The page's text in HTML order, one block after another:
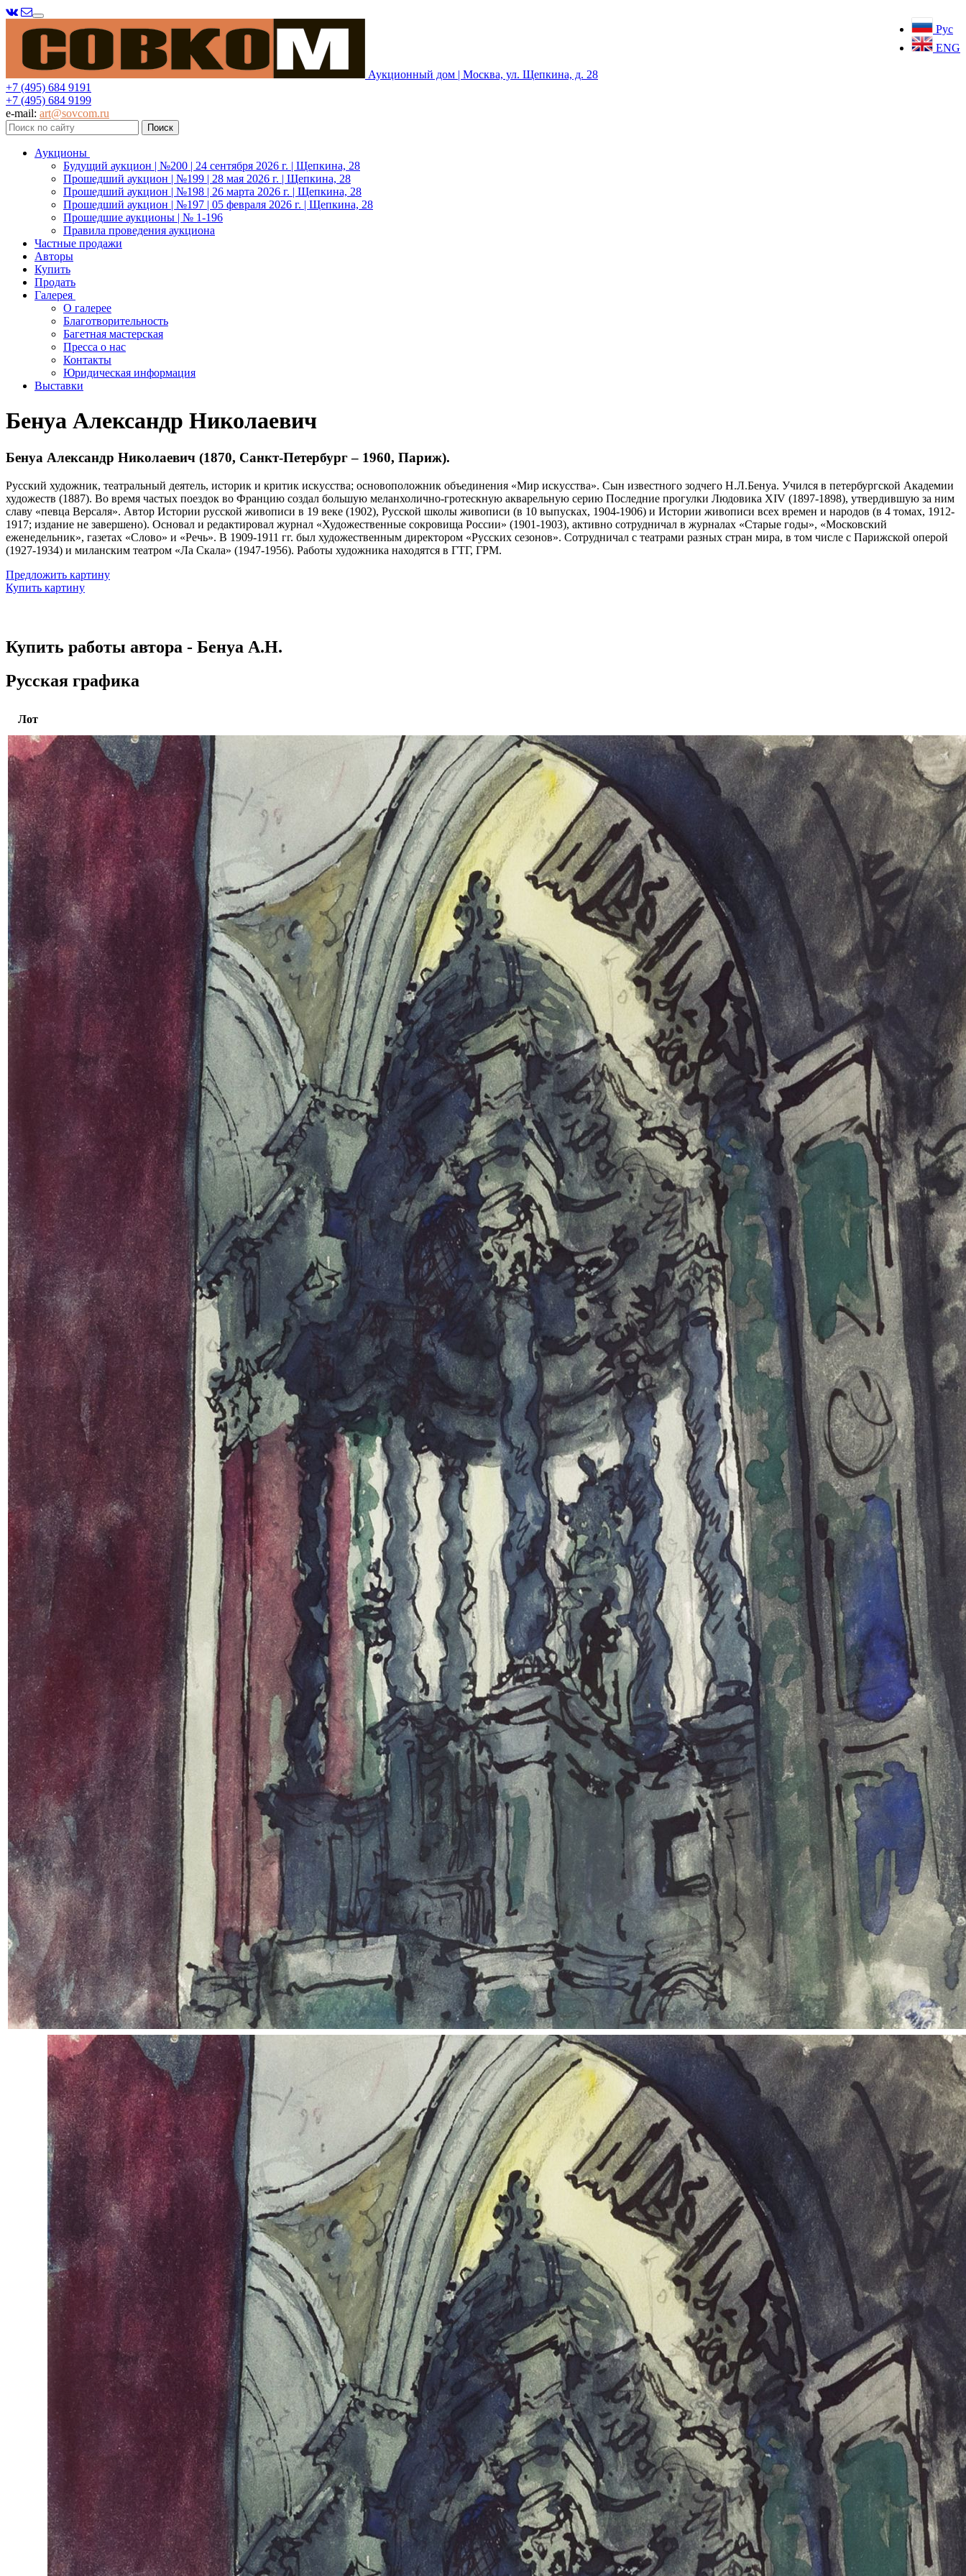
Рус
ENG
Меню
Аукционный дом | Москва, ул. Щепкина, д. 28
+7 (495) 684 9191
+7 (495) 684 9199
e-mail: art@sovcom.ru
Аукционы
Будущий аукцион | №200 | 24 сентября 2026 г. | Щепкина, 28
Прошедший аукцион | №199 | 28 мая 2026 г. | Щепкина, 28
Прошедший аукцион | №198 | 26 марта 2026 г. | Щепкина, 28
Прошедший аукцион | №197 | 05 февраля 2026 г. | Щепкина, 28
Прошедшие аукционы | № 1-196
Правила проведения аукциона
Частные продажи
Авторы
Купить
Продать
Галерея
О галерее
Благотворительность
Багетная мастерская
Пресса о нас
Контакты
Юридическая информация
Выставки
Бенуа Александр Николаевич
Бенуа Александр Николаевич (1870, Санкт-Петербург – 1960, Париж).
Русский художник, театральный деятель, историк и критик искусства; основоположник объединения «Мир искусства». Сын известного зодчего Н.Л.Бенуа. Учился в петербургской Академии
художеств (1887). Во время частых поездок во Францию создал большую меланхолично-гротескную акварельную серию Последние прогулки Людовика XIV (1897-1898), утвердившую за ним
славу «певца Версаля». Автор Истории русской живописи в 19 веке (1902), Русской школы живописи (в 10 выпусках, 1904-1906) и Истории живописи всех времен и народов (в 4 томах, 1912-
1917; издание не завершено). Основал и редактировал журнал «Художественные сокровища России» (1901-1903), активно сотрудничал в журналах «Старые годы», «Московский
еженедельник», газетах «Слово» и «Речь». В 1909-1911 гг. был художественным директором «Русских сезонов». Сотрудничал с театрами разных стран мира, в том числе с Парижской оперой
(1927-1934) и миланским театром «Ла Скала» (1947-1956). Работы художника находятся в ГТГ, ГРМ.
Предложить картину
Купить картину
Купить работы автора - Бенуа А.Н.
Русская графика
Лот